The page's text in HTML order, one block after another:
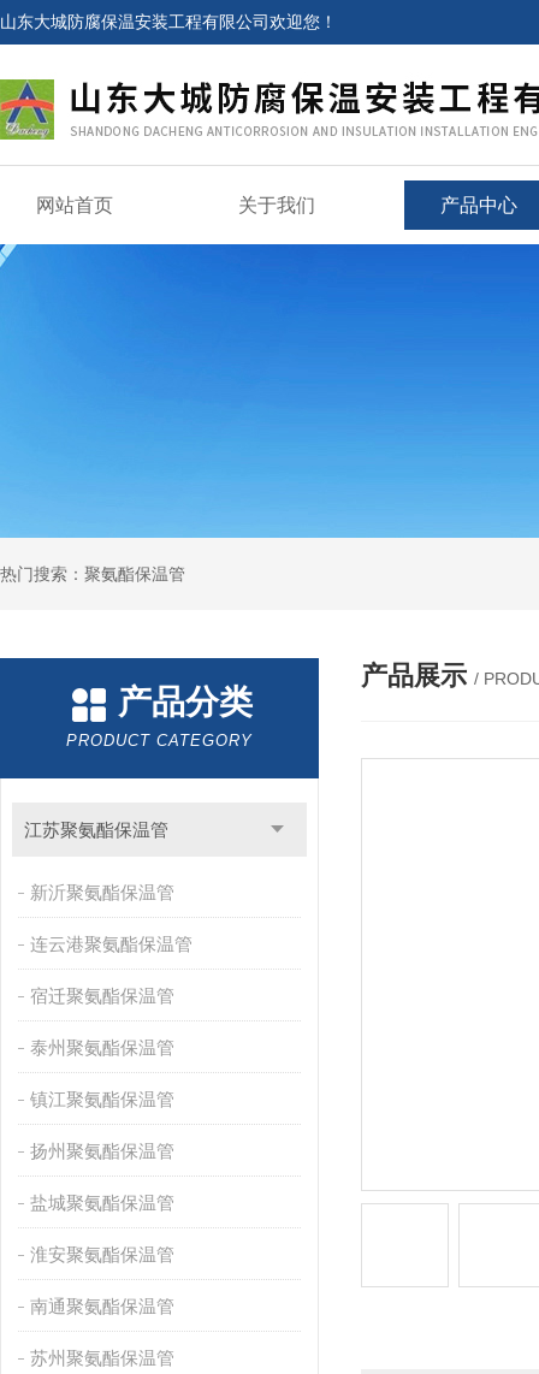
山东大城防腐保温安装工程有限公司欢迎您！
网站首页 关于我们 产品中心
热门搜索：聚氨酯保温管
产品分类
PRODUCT CATEGORY
江苏聚氨酯保温管
新沂聚氨酯保温管
连云港聚氨酯保温管
宿迁聚氨酯保温管
泰州聚氨酯保温管
镇江聚氨酯保温管
扬州聚氨酯保温管
盐城聚氨酯保温管
淮安聚氨酯保温管
南通聚氨酯保温管
苏州聚氨酯保温管
产品展示 /